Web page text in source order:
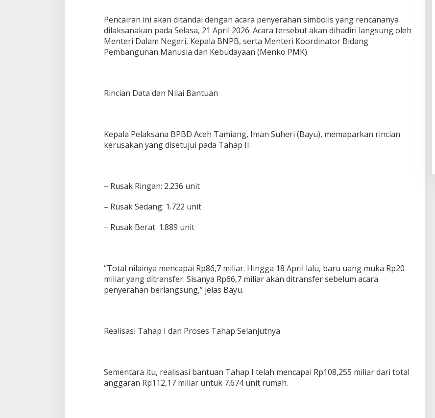
i
l
i
a
r
S
N
5
.
K
K
Pencairan ini akan ditandai dengan acara penyerahan simbolis yang rencananya
dilaksanakan pada Selasa, 21 April 2026. Acara tersebut akan dihadiri langsung oleh
Menteri Dalam Negeri, Kepala BNPB, serta Menteri Koordinator Bidang
Pembangunan Manusia dan Kebudayaan (Menko PMK).
Rincian Data dan Nilai Bantuan
Kepala Pelaksana BPBD Aceh Tamiang, Iman Suheri (Bayu), memaparkan rincian
kerusakan yang disetujui pada Tahap II:
– Rusak Ringan: 2.236 unit
– Rusak Sedang: 1.722 unit
– Rusak Berat: 1.889 unit
“Total nilainya mencapai Rp86,7 miliar. Hingga 18 April lalu, baru uang muka Rp20
miliar yang ditransfer. Sisanya Rp66,7 miliar akan ditransfer sebelum acara
penyerahan berlangsung,” jelas Bayu.
Realisasi Tahap I dan Proses Tahap Selanjutnya
Sementara itu, realisasi bantuan Tahap I telah mencapai Rp108,255 miliar dari total
anggaran Rp112,17 miliar untuk 7.674 unit rumah.